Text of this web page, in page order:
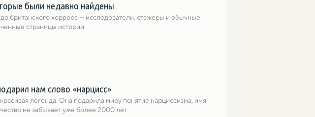
были недавно найдены
британского хоррора — исследователи, стажеры и обычные
страницы истории.
нам слово «нарцисс»
легенда. Она подарила миру понятие нарциссизма, имя
не забывает уже более 2000 лет.